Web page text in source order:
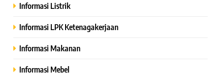
Informasi Listrik
Informasi LPK Ketenagakerjaan
Informasi Makanan
Informasi Mebel